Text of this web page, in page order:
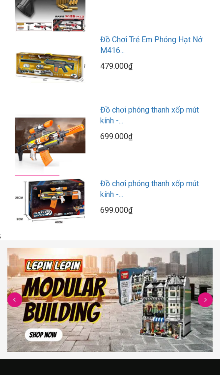
Đồ Chơi Trẻ Em Phóng Hạt Nở
M416...
479.000₫
Đồ chơi phóng thanh xốp mút
kính -...
699.000₫
Đồ chơi phóng thanh xốp mút
kính -...
699.000₫
;